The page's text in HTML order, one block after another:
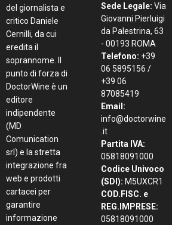
del giornalista e
critico Daniele
Cernilli, da cui
eredita il
soprannome. Il
punto di forza di
DoctorWine è un
editore
indipendente
(MD
Comunication
srl) e la stretta
integrazione fra
web e prodotti
cartacei per
garantire
informazione
Sede Legale: Via
Giovanni Pierluigi
da Palestrina, 63
- 00193 ROMA
Telefono: +39
06 5895156 /
+39 06
87085419
Email:
info@doctorwine
.it
Partita IVA:
05818091000
Codice Univoco
(SDI): M5UXCR1
COD.FISC. e
REG.IMPRESE:
05818091000